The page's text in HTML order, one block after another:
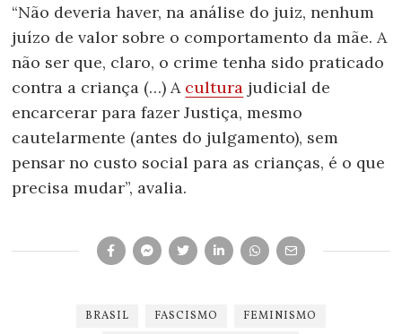
“Não deveria haver, na análise do juiz, nenhum
juízo de valor sobre o comportamento da mãe. A
não ser que, claro, o crime tenha sido praticado
contra a criança (…) A cultura judicial de
encarcerar para fazer Justiça, mesmo
cautelarmente (antes do julgamento), sem
pensar no custo social para as crianças, é o que
precisa mudar”, avalia.
BRASIL FASCISMO
FEMINISMO